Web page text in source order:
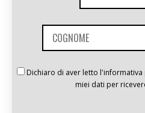
Dichiaro di aver letto
miei dati per